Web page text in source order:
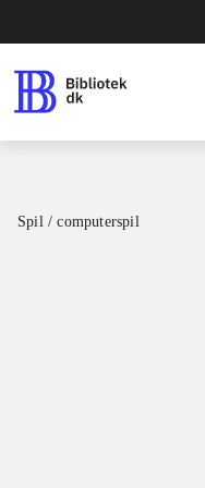
Spil / computerspil